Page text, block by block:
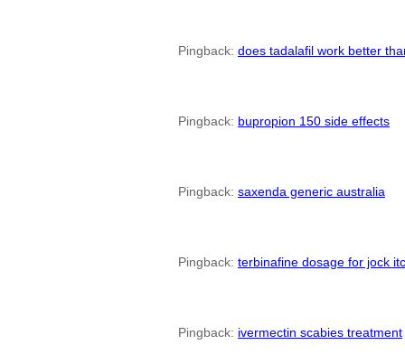
Pingback: does tadalafil work better
Pingback: bupropion 150 side effects
Pingback: saxenda generic australia
Pingback: terbinafine dosage for jock
Pingback: ivermectin scabies treatment